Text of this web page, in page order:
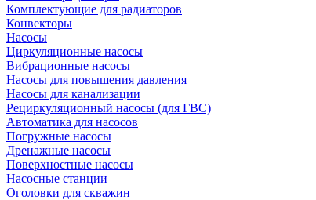
Комплектующие для радиаторов
Конвекторы
Насосы
Циркуляционные насосы
Вибрационные насосы
Насосы для повышения давления
Насосы для канализации
Рециркуляционный насосы (для ГВС)
Автоматика для насосов
Погружные насосы
Дренажные насосы
Поверхностные насосы
Насосные станции
Оголовки для скважин